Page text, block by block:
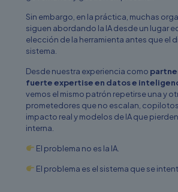
Sin embargo, en la práctica, muchas
siguen abordando la IA desde un lugar
elección de la herramienta antes que el
sistema.
Desde nuestra experiencia como
fuerte expertise en datos e
vemos el mismo patrón repetirse una y
prometedores que no escalan,
impacto real y modelos de IA que
interna.
El problema no es la IA.
El problema es el sistema que se